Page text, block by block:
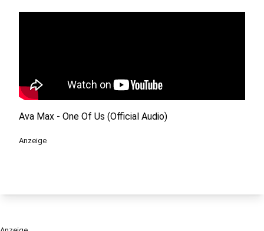
Ava Max - One Of Us (Official Audio)
Anzeige